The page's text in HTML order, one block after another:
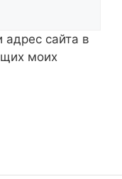
сайта в
моих